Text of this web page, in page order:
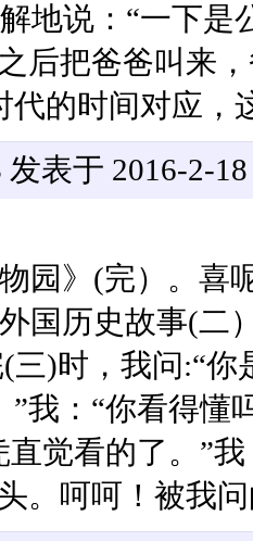
地说：“一下
后把爸爸叫来
代的时间对应，
发表于 2016-2-
园》(完）。喜
国历史故事(二
三)时，我问:“
我：“你看得懂
直觉看的了。”
。呵呵！被我